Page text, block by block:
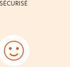
SÉCURISÉ